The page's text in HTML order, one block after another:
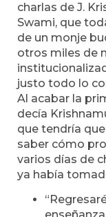
charlas de J.
Swami, que
de un monje
otros miles de
justo todo lo
Al acabar la
decía
que tendría
saber cómo
varios días de
ya había